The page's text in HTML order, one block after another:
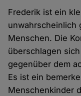
Frederik ist ein
unwahrscheinlich
Menschen. Die
überschlagen
gegenüber dem
Es ist ein
Menschenkinder